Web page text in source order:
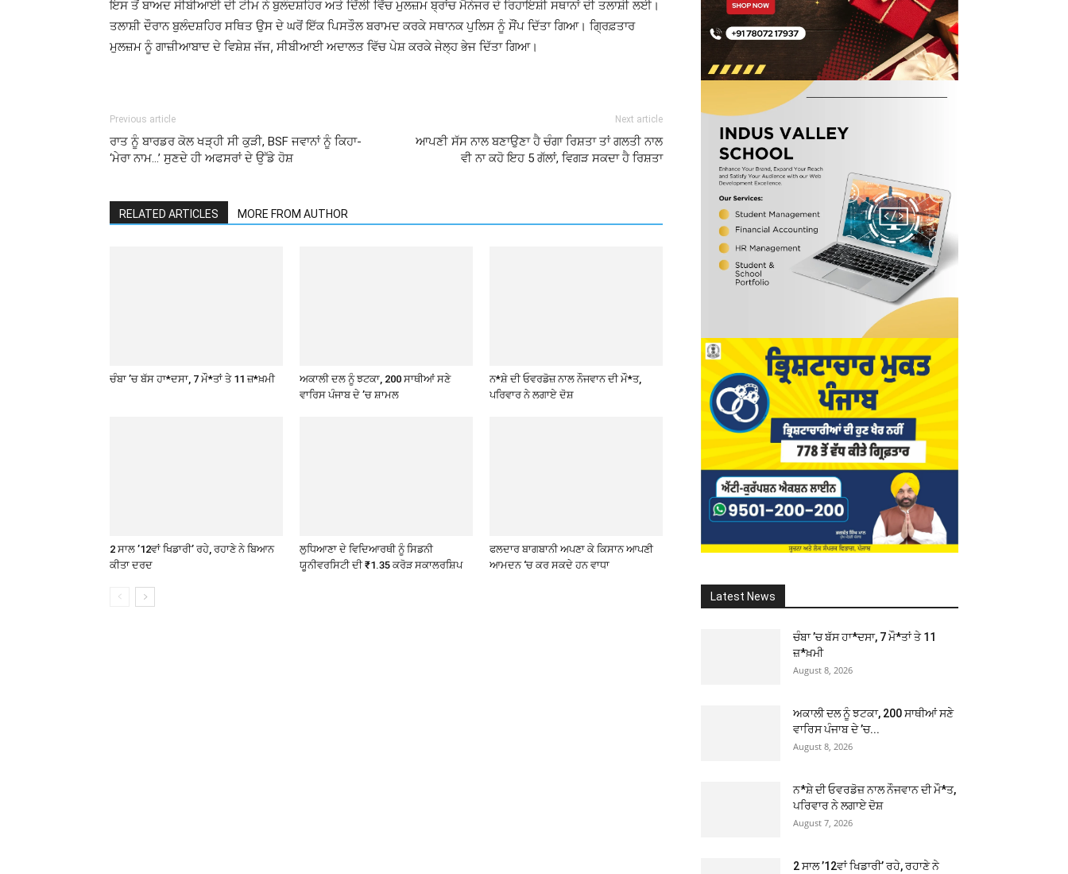
ਇਸ ਤੋਂ ਬਾਅਦ ਸੀਬੀਆਈ ਦੀ ਟੀਮ ਨੇ ਬੁਲੰਦਸ਼ਹਿਰ ਅਤੇ ਦਿੱਲੀ ਵਿੱਚ ਮੁਲਜ਼ਮ ਬ੍ਰਾਂਚ ਮੈਨੇਜਰ ਦੇ ਰਿਹਾਇਸ਼ੀ ਸਥਾਨਾਂ ਦੀ ਤਲਾਸ਼ੀ ਲਈ।
ਤਲਾਸ਼ੀ ਦੌਰਾਨ ਬੁਲੰਦਸ਼ਹਿਰ ਸਥਿਤ ਉਸ ਦੇ ਘਰੋਂ ਇੱਕ ਪਿਸਤੌਲ ਬਰਾਮਦ ਕਰਕੇ ਸਥਾਨਕ ਪੁਲਿਸ ਨੂੰ ਸੌਂਪ ਦਿੱਤਾ ਗਿਆ। ਗ੍ਰਿਫ਼ਤਾਰ
ਮੁਲਜ਼ਮ ਨੂੰ ਗਾਜ਼ੀਆਬਾਦ ਦੇ ਵਿਸ਼ੇਸ਼ ਜੱਜ, ਸੀਬੀਆਈ ਅਦਾਲਤ ਵਿੱਚ ਪੇਸ਼ ਕਰਕੇ ਜੇਲ੍ਹ ਭੇਜ ਦਿੱਤਾ ਗਿਆ।
Previous article
ਰਾਤ ਨੂੰ ਬਾਰਡਰ ਕੋਲ ਖੜ੍ਹੀ ਸੀ ਕੁੜੀ, BSF ਜਵਾਨਾਂ ਨੂੰ ਕਿਹਾ-
‘ਮੇਰਾ ਨਾਮ…’ ਸੁਣਦੇ ਹੀ ਅਫਸਰਾਂ ਦੇ ਉੱਡੇ ਹੋਸ਼
Next article
ਆਪਣੀ ਸੱਸ ਨਾਲ ਬਣਾਉਣਾ ਹੈ ਚੰਗਾ ਰਿਸ਼ਤਾ ਤਾਂ ਗਲਤੀ ਨਾਲ
ਵੀ ਨਾ ਕਹੋ ਇਹ 5 ਗੱਲਾਂ, ਵਿਗੜ ਸਕਦਾ ਹੈ ਰਿਸ਼ਤਾ
RELATED ARTICLES MORE FROM AUTHOR
ਚੰਬਾ ’ਚ ਬੱਸ ਹਾ*ਦਸਾ, 7 ਮੌ*ਤਾਂ ਤੇ 11 ਜ਼*ਖ਼ਮੀ
ਅਕਾਲੀ ਦਲ ਨੂੰ ਝਟਕਾ, 200 ਸਾਥੀਆਂ ਸਣੇ
ਵਾਰਿਸ ਪੰਜਾਬ ਦੇ ’ਚ ਸ਼ਾਮਲ
ਨ*ਸ਼ੇ ਦੀ ਓਵਰਡੋਜ਼ ਨਾਲ ਨੌਜਵਾਨ ਦੀ ਮੌ*ਤ,
ਪਰਿਵਾਰ ਨੇ ਲਗਾਏ ਦੋਸ਼
2 ਸਾਲ ’12ਵਾਂ ਖਿਡਾਰੀ’ ਰਹੇ, ਰਹਾਣੇ ਨੇ ਬਿਆਨ
ਕੀਤਾ ਦਰਦ
ਲੁਧਿਆਣਾ ਦੇ ਵਿਦਿਆਰਥੀ ਨੂੰ ਸਿਡਨੀ
ਯੂਨੀਵਰਸਿਟੀ ਦੀ ₹1.35 ਕਰੋੜ ਸਕਾਲਰਸ਼ਿਪ
ਫਲਦਾਰ ਬਾਗਬਾਨੀ ਅਪਣਾ ਕੇ ਕਿਸਾਨ ਆਪਣੀ
ਆਮਦਨ ‘ਚ ਕਰ ਸਕਦੇ ਹਨ ਵਾਧਾ
Latest News
ਚੰਬਾ ’ਚ ਬੱਸ ਹਾ*ਦਸਾ, 7 ਮੌ*ਤਾਂ ਤੇ 11
ਜ਼*ਖ਼ਮੀ
August 8, 2026
ਅਕਾਲੀ ਦਲ ਨੂੰ ਝਟਕਾ, 200 ਸਾਥੀਆਂ ਸਣੇ
ਵਾਰਿਸ ਪੰਜਾਬ ਦੇ ’ਚ...
August 8, 2026
ਨ*ਸ਼ੇ ਦੀ ਓਵਰਡੋਜ਼ ਨਾਲ ਨੌਜਵਾਨ ਦੀ ਮੌ*ਤ,
ਪਰਿਵਾਰ ਨੇ ਲਗਾਏ ਦੋਸ਼
August 7, 2026
2 ਸਾਲ ’12ਵਾਂ ਖਿਡਾਰੀ’ ਰਹੇ, ਰਹਾਣੇ ਨੇ